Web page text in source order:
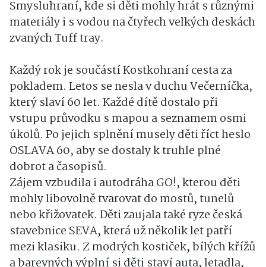
Smysluhraní, kde si děti mohly hrát s různými
materiály i s vodou na čtyřech velkých deskách
zvaných Tuff tray.
Každý rok je součástí Kostkohraní cesta za
pokladem. Letos se nesla v duchu Večerníčka,
který slaví 60 let. Každé dítě dostalo při
vstupu průvodku s mapou a seznamem osmi
úkolů. Po jejich splnění musely děti říct heslo
OSLAVA 60, aby se dostaly k truhle plné
dobrot a časopisů.
Zájem vzbudila i autodráha GO!, kterou děti
mohly libovolně tvarovat do mostů, tunelů
nebo křižovatek. Děti zaujala také ryze česká
stavebnice SEVA, která už několik let patří
mezi klasiku. Z modrých kostiček, bílých křížů
a barevných výplní si děti staví auta, letadla,